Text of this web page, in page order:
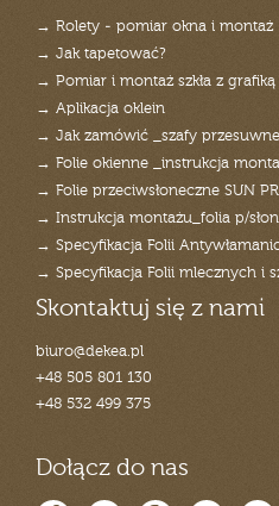
→ Rolety - pomiar okna i montaż
→ Jak tapetować?
→ Pomiar i montaż szkła z grafiką
→ Aplikacja oklein
→ Jak zamówić _szafy
→ Folie okienne _instrukcja
→ Folie przeciwsłoneczne SUN
→ Instrukcja montażu_folia p/
→ Specyfikacja Folii
→ Specyfikacja Folii mlecznych i
Skontaktuj się z nami
biuro@dekea.pl
+48 505 801 130
+48 532 499 375
Dołącz do nas